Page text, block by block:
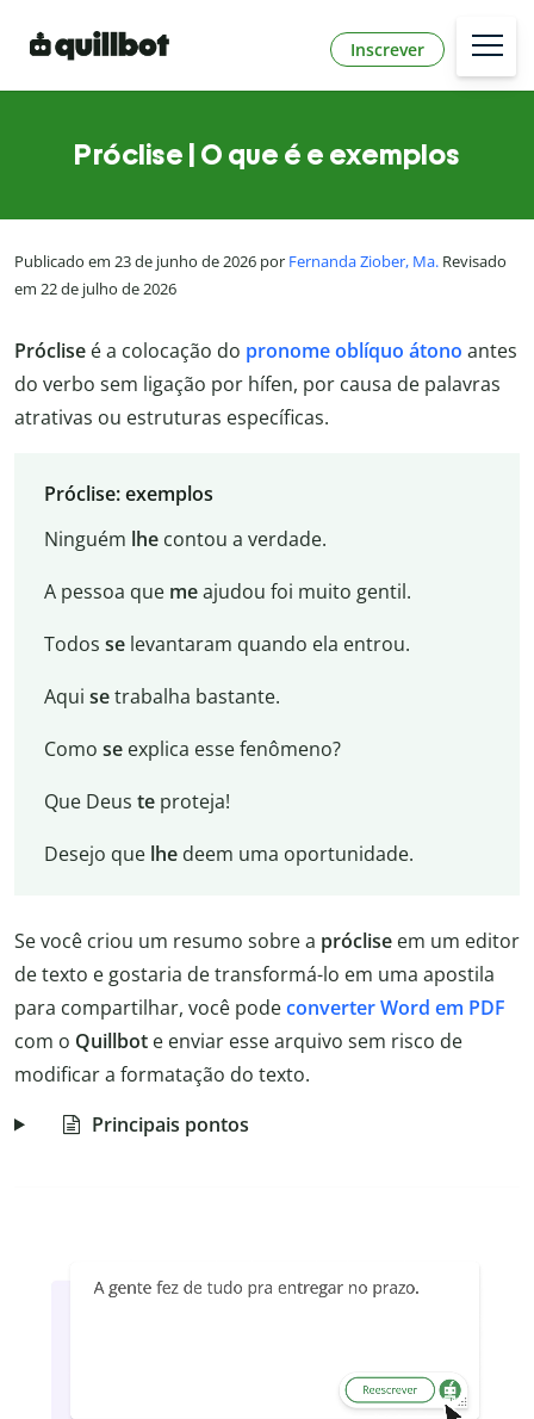
Inscrever
Próclise | O que é e exemplos
Publicado em 23 de junho de 2026 por Fernanda Ziober, Ma. Revisado
em 22 de julho de 2026
Próclise é a colocação do pronome oblíquo átono antes
do verbo sem ligação por hífen, por causa de palavras
atrativas ou estruturas específicas.
Próclise: exemplos
Ninguém lhe contou a verdade.
A pessoa que meajudou foi muito gentil.
Todos selevantaram quando ela entrou.
Aqui setrabalha bastante.
Como seexplica esse fenômeno?
Que Deus teproteja!
Desejo que lhedeem uma oportunidade.
Se você criou um resumo sobre a próclise em um editor
de texto e gostaria de transformá-lo em uma apostila
para compartilhar, você podeconverter Word em PDF
com o Quillbot e enviar esse arquivo sem risco de
modificar a formatação do texto.
Principais pontos